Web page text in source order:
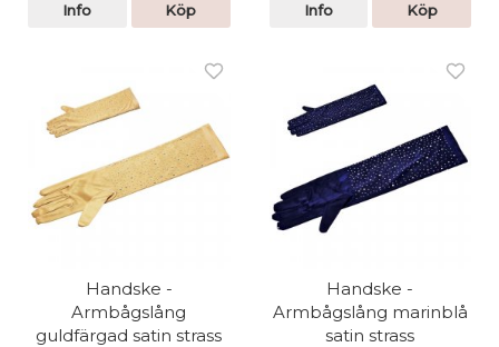
Info Köp Info Köp
Handske -
Armbågslång
guldfärgad satin strass
Handske -
Armbågslång marinblå
satin strass